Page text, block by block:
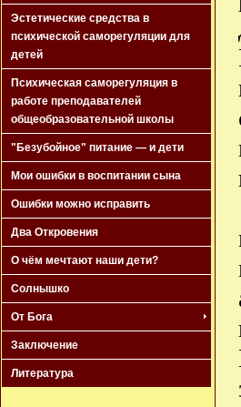
Эстетические средства в
психической саморегуляции для
детей
Психическая саморегуляция в
работе преподавателей
общеобразовательной школы
"Безубойное" питание — и дети
Мои ошибки в воспитании сына
Ошибки можно исправить
Два Откровения
О чём мечтают наши дети?
Солнышко
От Бога
Заключение
Литература